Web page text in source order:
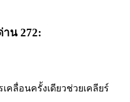
น 272:
คลื่อนครั้งเดียวช่วยเคลียร์